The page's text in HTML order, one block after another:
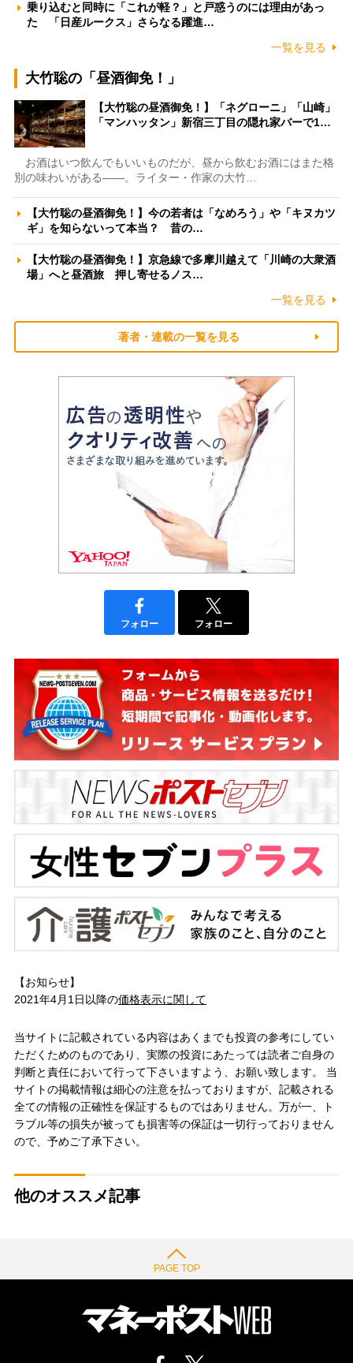
乗り込むと同時に「これが軽？」と戸惑うのには理由があっ
た 「日産ルークス」さらなる躍進…
一覧を見る
大竹聡の「昼酒御免！」
【大竹聡の昼酒御免！】「ネグローニ」「山崎」
「マンハッタン」新宿三丁目の隠れ家バーで1…
お酒はいつ飲んでもいいものだが、昼から飲むお酒にはまた格
別の味わいがある――。ライター・作家の大竹…
【大竹聡の昼酒御免！】今の若者は「なめろう」や「キヌカツ
ギ」を知らないって本当？ 昔の…
【大竹聡の昼酒御免！】京急線で多摩川越えて「川崎の大衆酒
場」へと昼酒旅 押し寄せるノス…
一覧を見る
著者・連載の一覧を見る
フォロー フォロー
【お知らせ】
2021年4月1日以降の価格表示に関して
当サイトに記載されている内容はあくまでも投資の参考にしてい
ただくためのものであり、実際の投資にあたっては読者ご自身の
判断と責任において行って下さいますよう、お願い致します。 当
サイトの掲載情報は細心の注意を払っておりますが、記載される
全ての情報の正確性を保証するものではありません。万が一、ト
ラブル等の損失が被っても損害等の保証は一切行っておりません
ので、予めご了承下さい。
他のオススメ記事
PAGE TOP